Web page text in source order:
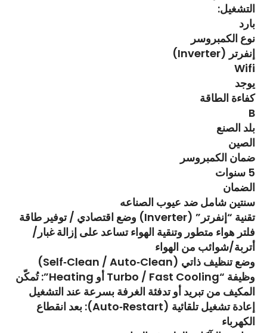
التشغيل:
بارد
نوع الكمبروسر
إنفرتر (Inverter)
Wifi
يوجد
كفاءة الطاقة
B
بلد الصنع
الصين
ضمان الكمبروسر
5 سنوات
الضمان
سنتين شامل ضد عيوب الصناعه
تقنية “إنفرتر” (Inverter) وضع اقتصادي / توفير طاقة
فلتر هواء متطور وتنقية الهواء تساعد على إزالة غبار/
أتربة/شوائب من الهواء
وضع تنظيف ذاتي (Self‑Clean / Auto‑Clean)
وظيفة “Turbo / Fast Cooling أو Heating”: تُمكّن
المكيف من تبريد أو تدفئة الغرفة بسرعة عند التشغيل
إعادة تشغيل تلقائية (Auto‑Restart): بعد انقطاع
الكهرباء